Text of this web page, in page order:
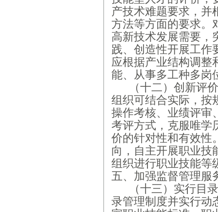
产技术难题要求，并
方法等方面的要求。
高新技术发展需要，
践、创造性开展工作
应根据产业结构调整
能、从事多工种多岗
（十二）创新评
组织可结合实际，按
操作考核、业绩评审
考评方式，克服唯学
价的针对性和有效性
向，自主开展职业技
组织进行职业技能等
五、加强监督管理服
（十三）实行目
录管理制度并实行动